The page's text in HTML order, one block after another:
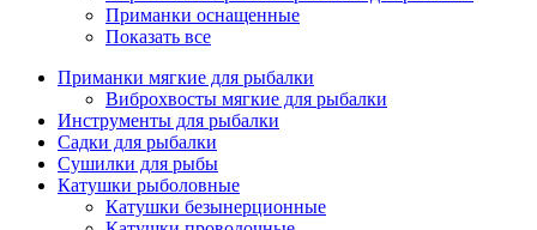
Приманки оснащенные
Показать все
Приманки мягкие для рыбалки
Виброхвосты мягкие для рыбалки
Инструменты для рыбалки
Садки для рыбалки
Сушилки для рыбы
Катушки рыболовные
Катушки безынерционные